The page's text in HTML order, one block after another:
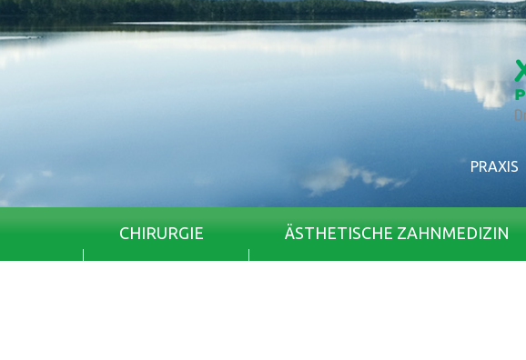
PRAXIS
CHIRURGIE ÄSTHETISCHE ZAHNMEDIZIN